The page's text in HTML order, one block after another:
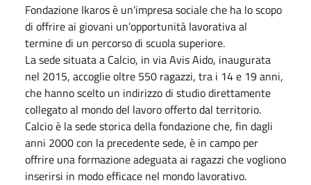
Fondazione Ikaros è un’impresa sociale che ha lo scopo
di offrire ai giovani un’opportunità lavorativa al
termine di un percorso di scuola superiore.
La sede situata a Calcio, in via Avis Aido, inaugurata
nel 2015, accoglie oltre 550 ragazzi, tra i 14 e 19 anni,
che hanno scelto un indirizzo di studio direttamente
collegato al mondo del lavoro offerto dal territorio.
Calcio è la sede storica della fondazione che, fin dagli
anni 2000 con la precedente sede, è in campo per
offrire una formazione adeguata ai ragazzi che vogliono
inserirsi in modo efficace nel mondo lavorativo.